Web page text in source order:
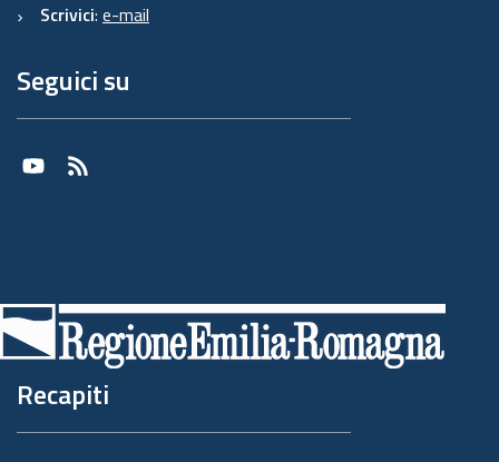
Scrivici: e-mail
Seguici su
Youtube
RSS
Recapiti